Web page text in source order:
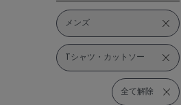
メンズ
Tシャツ・カットソー
全て解除